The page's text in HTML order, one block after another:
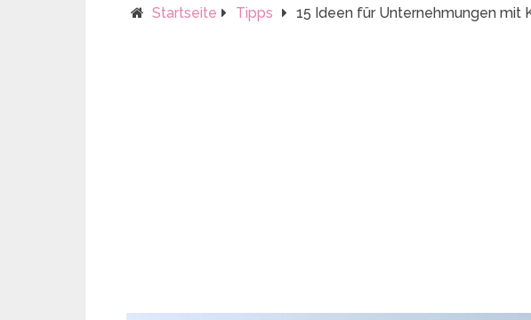
Startseite Tipps 15 Ideen für Unternehmungen mit